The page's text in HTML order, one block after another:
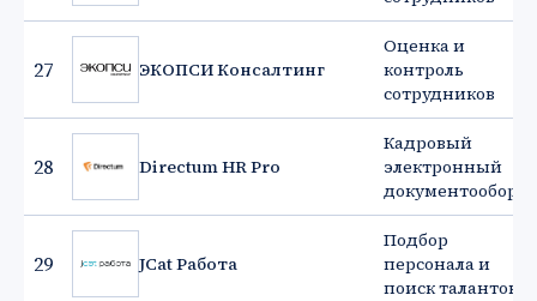
27 ЭКОПСИ Консалтинг
Оценка и
контроль
сотрудников
28 Directum HR Pro
Кадровый
электронный
документооборот
29 JCat Работа
Подбор
персонала и
поиск талантов